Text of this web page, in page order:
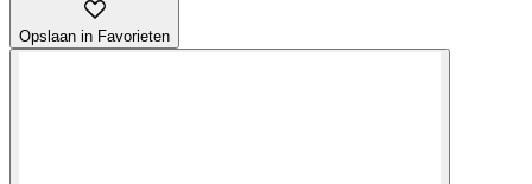
Opslaan in Favorieten